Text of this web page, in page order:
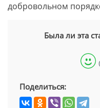
добровольном
Была ли эта
Поделиться: